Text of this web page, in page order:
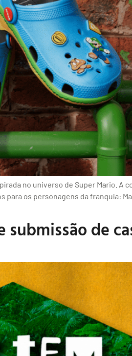
no universo de Super Mario.
os personagens da franquia:
de